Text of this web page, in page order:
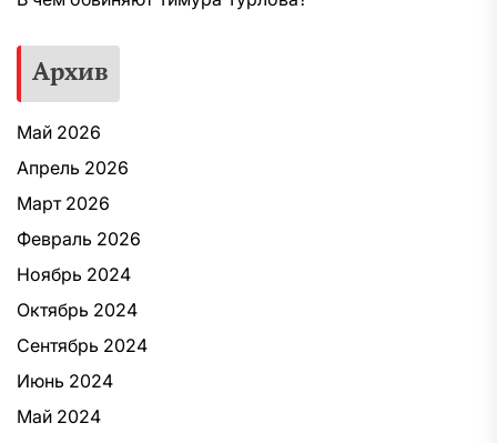
Архив
Май 2026
Апрель 2026
Март 2026
Февраль 2026
Ноябрь 2024
Октябрь 2024
Сентябрь 2024
Июнь 2024
Май 2024